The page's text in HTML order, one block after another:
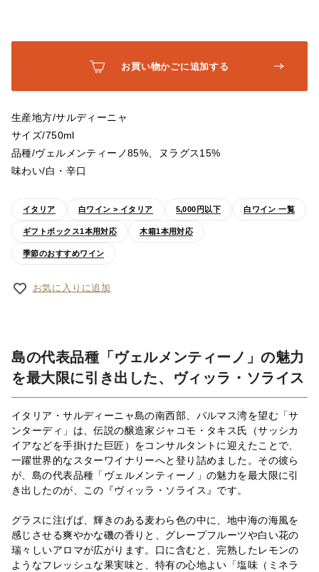
お買い物かごに追加する
生産地方/サルディーニャ
サイズ/750ml
品種/ヴェルメンティーノ85%、ヌラグス15%
味わい/白・辛口
イタリア 白ワイン > イタリア 5,000円以下 白ワイン 一覧
ギフトボックス1本用対応 木箱1本用対応
季節のおすすめワイン
お気に入りに追加
島の代表品種「ヴェルメンティーノ」の魅力
を最大限に引き出した、ヴィッラ・ソライス
イタリア・サルディーニャ島の南西部、パルマス湾を望む「サ
ンターディ」は、伝説の醸造家ジャコモ・タキス氏（サッシカ
イアなどを手掛けた巨匠）をコンサルタントに迎えたことで、
一躍世界的なスターワイナリーへと登り詰めました。その彼ら
が、島の代表品種「ヴェルメンティーノ」の魅力を最大限に引
き出したのが、この『ヴィッラ・ソライス』です。
グラスに注げば、輝きのある麦わら色の中に、地中海の海風を
感じさせる爽やかな磯の香りと、グレープフルーツや白い花の
瑞々しいアロマが広がります。口に含むと、完熟したレモンの
ようなフレッシュな果実味と、特有の心地よい「塩味（ミネラ